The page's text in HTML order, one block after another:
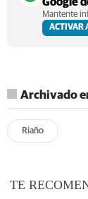
Mantente
ACTIVAR
Archivado
Riaño
TE